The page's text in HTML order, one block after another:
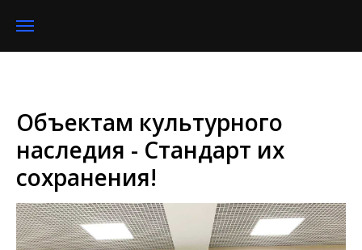
Объектам культурного
наследия - Стандарт их
сохранения!